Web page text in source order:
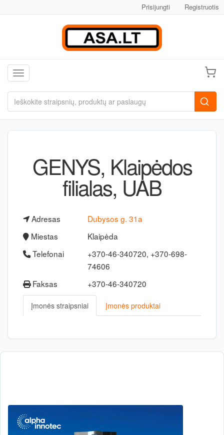
Prisijungti Registruotis
Toggle navigation
GENYS, Klaipėdos
filialas, UAB
Adresas
Dubysos g. 31a
Miestas
Klaipėda
Telefonai
+370-46-340720, +370-698-
74606
Faksas
+370-46-340720
Įmonės straipsniai Įmonės produktai